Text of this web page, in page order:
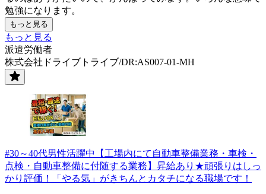
勉強になります。
もっと見る
もっと見る
派遣労働者
株式会社ドライブトライブ/DR:AS007-01-MH
#30～40代男性活躍中【工場内にて自動車整備業務・車検・
点検・自動車整備に付随する業務】昇給あり★頑張りはしっ
かり評価！「やる気」がきちんとカタチになる職場です！